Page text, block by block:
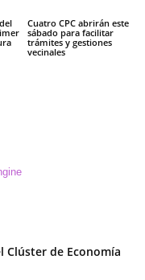
Cuatro CPC abrirán este
sábado para facilitar
trámites y gestiones
vecinales
Clúster de Economía